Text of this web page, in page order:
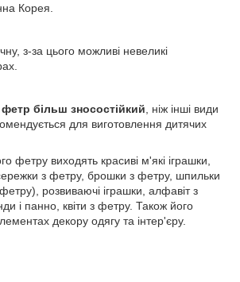
Корея.
з-за цього можливі невеликі
фетр більш зносостійкий , ніж інші види
для виготовлення дитячих
фетру виходять красиві м'які іграшки,
з фетру, брошки з фетру, шпильки
розвиваючі іграшки, алфавіт з
і панно, квіти з фетру. Також його
декору одягу та інтер'єру.